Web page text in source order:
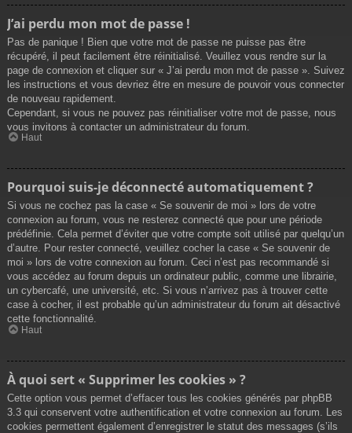
J’ai perdu mon mot de passe !
Pas de panique ! Bien que votre mot de passe ne puisse pas être
récupéré, il peut facilement être réinitialisé. Veuillez vous rendre sur la
page de connexion et cliquer sur « J’ai perdu mon mot de passe ». Suivez
les instructions et vous devriez être en mesure de pouvoir vous connecter
de nouveau rapidement.
Cependant, si vous ne pouvez pas réinitialiser votre mot de passe, nous
vous invitons à contacter un administrateur du forum.
Haut
Pourquoi suis-je déconnecté automatiquement ?
Si vous ne cochez pas la case « Se souvenir de moi » lors de votre
connexion au forum, vous ne resterez connecté que pour une période
prédéfinie. Cela permet d’éviter que votre compte soit utilisé par quelqu’un
d’autre. Pour rester connecté, veuillez cocher la case « Se souvenir de
moi » lors de votre connexion au forum. Ceci n’est pas recommandé si
vous accédez au forum depuis un ordinateur public, comme une librairie,
un cybercafé, une université, etc. Si vous n’arrivez pas à trouver cette
case à cocher, il est probable qu’un administrateur du forum ait désactivé
cette fonctionnalité.
Haut
À quoi sert « Supprimer les cookies » ?
Cette option vous permet d’effacer tous les cookies générés par phpBB
3.3 qui conservent votre authentification et votre connexion au forum. Les
cookies permettent également d’enregistrer le statut des messages (s’ils